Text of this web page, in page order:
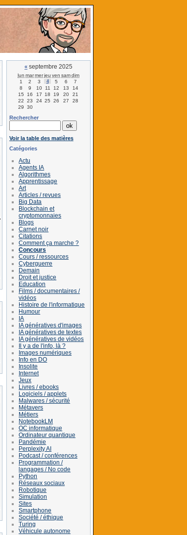
« septembre 2025
lun marmerjeu ven samdim
1
2 3 4 5 6
7
8
9 10 11 12 13
14
15
16 17 18 19 20
21
22
23 24 25 26 27
28
29
30
Rechercher
Voir la table des matières
Catégories
Actu
Agents IA
Algorithmes
Apprentissage
Art
Articles / revues
Big Data
Blockchain et
cryptomonnaies
Blogs
Carnet noir
Citations
Comment ça marche ?
Concours
Cours / ressources
Cyberguerre
Demain
Droit et justice
Education
Films / documentaires /
vidéos
Histoire de l'informatique
Humour
IA
IA génératives d'images
IA génératives de textes
IA génératives de vidéos
Il y a de l'info, là ?
Images numériques
Info en DO
Insolite
Internet
Jeux
Livres / ebooks
Logiciels / applets
Malwares / sécurité
Métavers
Métiers
NotebookLM
OC informatique
Ordinateur quantique
Pandémie
Perplexity AI
Podcast / conférences
Programmation /
langages / No code
Python
Réseaux sociaux
Robotique
Simulation
Sites
Smartphone
Société / éthique
Turing
Véhicule autonome